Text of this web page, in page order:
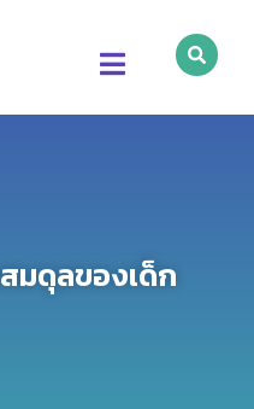
มดุลของเด็ก